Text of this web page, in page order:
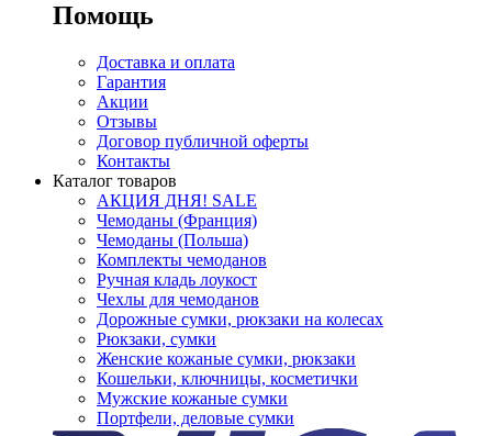
Помощь
Доставка и оплата
Гарантия
Акции
Отзывы
Договор публичной оферты
Контакты
Каталог товаров
АКЦИЯ ДНЯ! SALE
Чемоданы (Франция)
Чемоданы (Польша)
Комплекты чемоданов
Ручная кладь лоукост
Чехлы для чемоданов
Дорожные сумки, рюкзаки на колесах
Рюкзаки, сумки
Женские кожаные сумки, рюкзаки
Кошельки, ключницы, косметички
Мужские кожаные сумки
Портфели, деловые сумки